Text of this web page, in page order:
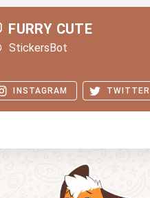
FURRY CUTE
StickersBot
INSTAGRAM TWITTER